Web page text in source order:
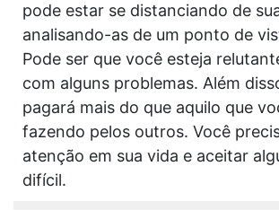
pode estar se distanciando de
analisando-as de um ponto de
Pode ser que você esteja
com alguns problemas. Além
pagará mais do que aquilo que
fazendo pelos outros. Você
atenção em sua vida e aceitar
difícil.